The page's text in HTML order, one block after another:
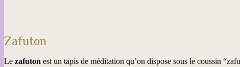
Zafuton
Le zafuton est un tapis de méditation qu’on dispose sous le coussin